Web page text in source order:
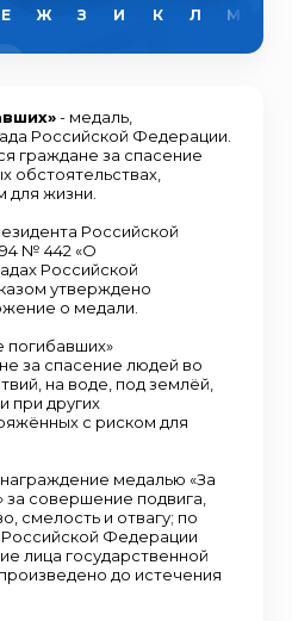
Е Ж З И К Л М
- медаль,
Российской Федерации.
граждане за спасение
обстоятельствах,
для жизни.
Российской
№ 442 «О
Российской
утверждено
о медали.
погибавших»
за спасение людей во
на воде, под землёй,
и при других
с риском для
медалью «За
совершение подвига,
смелость и отвагу; по
Федерации
лица государственной
до истечения